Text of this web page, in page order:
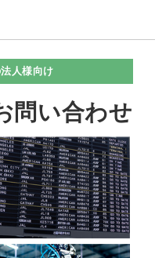
人様向け
問い合わせ